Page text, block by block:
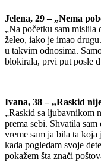
Jelena, 29 – „Nema
„Na početku sam mislila
želeo, iako je imao
u takvim odnosima.
blokirala, prvi put posle
Ivana, 38 – „Raskid
„Raskid sa ljubavnikom
prema sebi. Shvatila sam
vreme sam ja bila ta koja
kada pogledam svoje
pokažem šta znači